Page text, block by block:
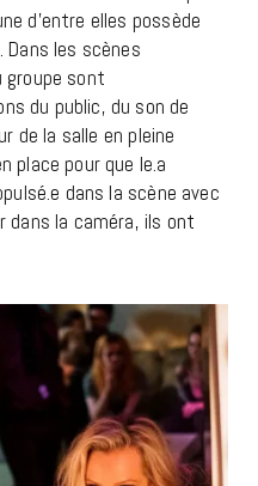
d’entre elles possède
Dans les scènes
groupe sont
du public, du son de
de la salle en pleine
place pour que le.a
dans la scène avec
dans la caméra, ils ont